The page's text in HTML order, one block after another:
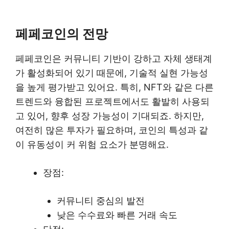
페페코인의 전망
페페코인은 커뮤니티 기반이 강하고 자체 생태계
가 활성화되어 있기 때문에, 기술적 실현 가능성
을 높게 평가받고 있어요. 특히, NFT와 같은 다른
트렌드와 융합된 프로젝트에서도 활발히 사용되
고 있어, 향후 성장 가능성이 기대되죠. 하지만,
여전히 많은 투자가 필요하며, 코인의 특성과 같
이 유동성이 커 위험 요소가 분명해요.
장점:
커뮤니티 중심의 발전
낮은 수수료와 빠른 거래 속도